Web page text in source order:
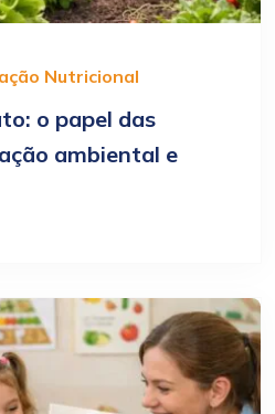
Nutricional
o papel das
ambiental e